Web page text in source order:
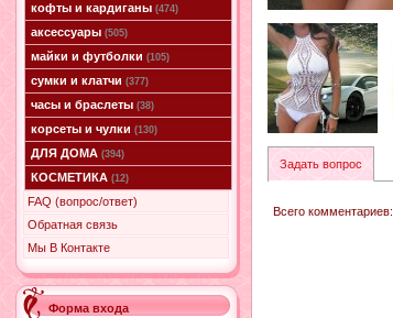
кофты и кардиганы(474)
аксессуары(505)
майки и футболки(105)
сумки и клатчи(377)
часы и браслеты(38)
корсеты и чулки(130)
ДЛЯ ДОМА(394)
КОСМЕТИКА(12)
FAQ (вопрос/ответ)
Обратная связь
Мы В Контакте
Форма входа
Задать вопрос
Всего комментариев: